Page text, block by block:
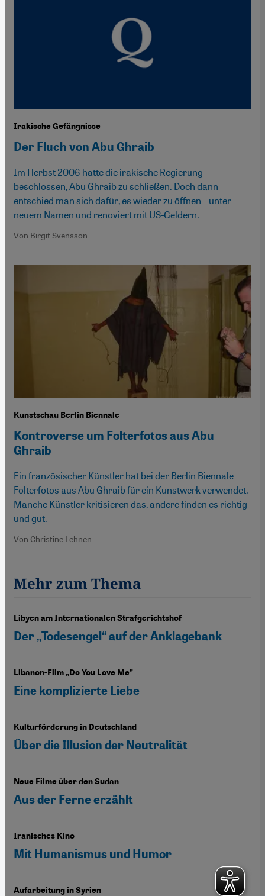
Irakische Gefängnisse
Der Fluch von Abu Ghraib
Im Herbst 2006 hatte die irakische Regierung
beschlossen, Abu Ghraib zu schließen. Doch dann
entschied man sich dafür, es wieder zu öffnen – unter
neuem Namen und renoviert mit US-Geldern.
Von Birgit Svensson
Kunstschau Berlin Biennale
Kontroverse um Folterfotos aus Abu
Ghraib
Ein französischer Künstler hat bei der Berlin Biennale
Folterfotos aus Abu Ghraib für ein Kunstwerk verwendet.
Manche Künstler kritisieren das, andere finden es richtig
und gut.
Von Christine Lehnen
Mehr zum Thema
Libyen am Internationalen Strafgerichtshof
Der „Todesengel“ auf der Anklagebank
Libanon-Film „Do You Love Me”
Eine komplizierte Liebe
Kulturförderung in Deutschland
Über die Illusion der Neutralität
Neue Filme über den Sudan
Aus der Ferne erzählt
Iranisches Kino
Mit Humanismus und Humor
Aufarbeitung in Syrien